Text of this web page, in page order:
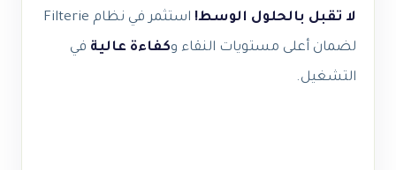
لا تقبل بالحلول الوسط!
استثمر في نظام Filterie
لضمان أعلى مستويات النقاء وكفاءة عالية في
التشغيل.